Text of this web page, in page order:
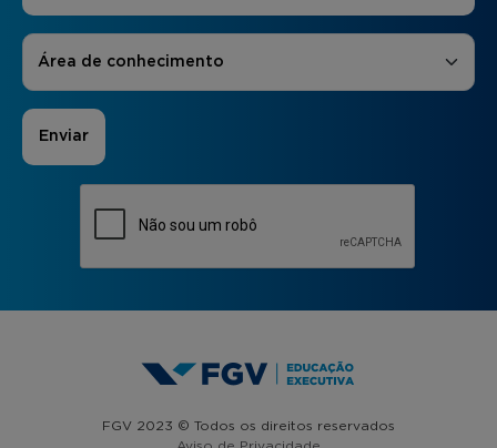
Áreas de Interesse
Área de conhecimento
FGV 2023 © Todos os direitos reservados